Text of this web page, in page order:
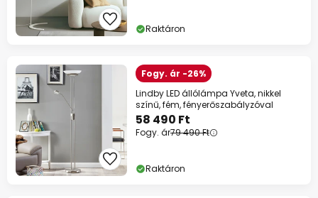
Raktáron
Fogy. ár -26%
Lindby LED állólámpa Yveta, nikkel
színű, fém, fényerőszabályzóval
58 490 Ft
Fogy. ár79 490 Ft
Raktáron